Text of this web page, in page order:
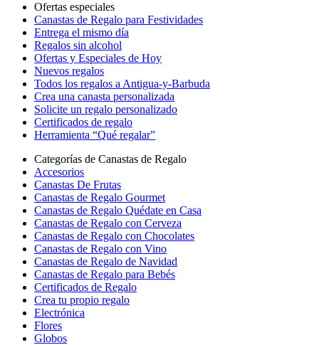
Ofertas especiales
Canastas de Regalo para Festividades
Entrega el mismo día
Regalos sin alcohol
Ofertas y Especiales de Hoy
Nuevos regalos
Todos los regalos a Antigua-y-Barbuda
Crea una canasta personalizada
Solicite un regalo personalizado
Certificados de regalo
Herramienta “Qué regalar”
Categorías de Canastas de Regalo
Accesorios
Canastas De Frutas
Canastas de Regalo Gourmet
Canastas de Regalo Quédate en Casa
Canastas de Regalo con Cerveza
Canastas de Regalo con Chocolates
Canastas de Regalo con Vino
Canastas de Regalo de Navidad
Canastas de Regalo para Bebés
Certificados de Regalo
Crea tu propio regalo
Electrónica
Flores
Globos